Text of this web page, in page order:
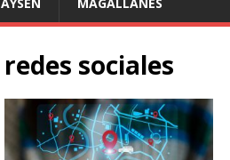
AYSÉN MAGALLANES
redes sociales